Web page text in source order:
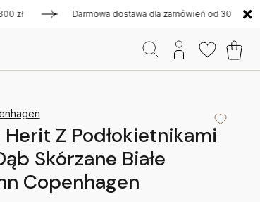
Darmowa dostawa dla zamówień od 300 zł
Herit Z Podłokietnikami
Skórzane Białe
Copenhagen